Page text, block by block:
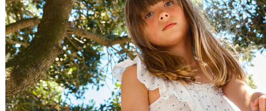
Relevância
Preço Crescente
Preço Decrescente
Nome do Produto A - Z
Nome do Produto Z - A
Filtrar